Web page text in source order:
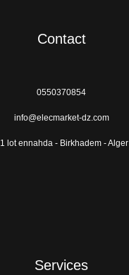
Contact
0550370854
info@elecmarket-dz.com
lot ennahda - Birkhadem - Alger
Services